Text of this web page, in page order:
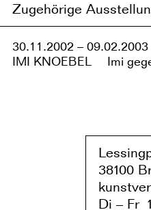
Zugehörige
30.11.2002 – 09.02.2003
IMI KNOEBEL
Imi
38100
Di – Fr